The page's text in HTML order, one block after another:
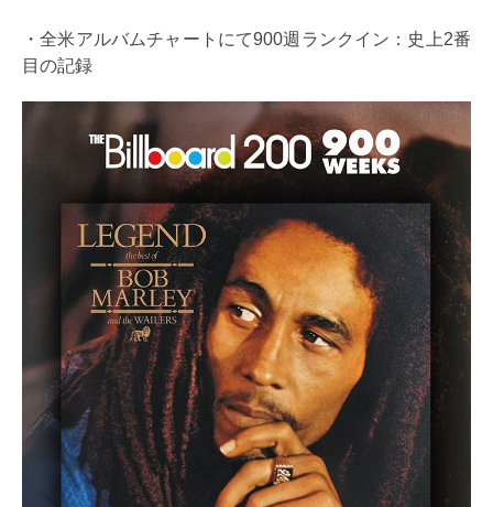
・全米アルバムチャートにて900週ランクイン：史上2番
目の記録